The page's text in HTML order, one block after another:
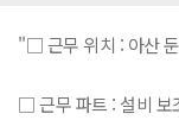
"□ 근무 위치 : 아산
□ 근무 파트 : 설비